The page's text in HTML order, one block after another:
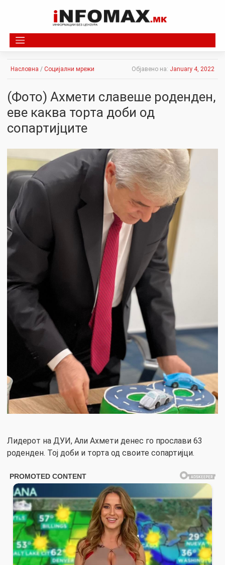
Насловна / Социјални мрежи Објавено на: January 4, 2022
(Фото) Ахмети славеше роденден,
еве каква торта доби од
сопартијците
Лидерот на ДУИ, Али Ахмети денес го прослави 63
роденден. Тој доби и торта од своите сопартијци.